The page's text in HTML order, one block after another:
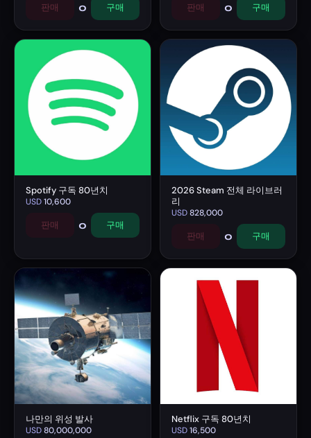
판매 0 구매 판매 0 구매
Spotify 구독 80년치
USD10,600
판매 0 구매
2026 Steam 전체 라이브러
리
USD828,000
판매 0 구매
나만의 위성 발사
USD80,000,000
Netflix 구독 80년치
USD16,500